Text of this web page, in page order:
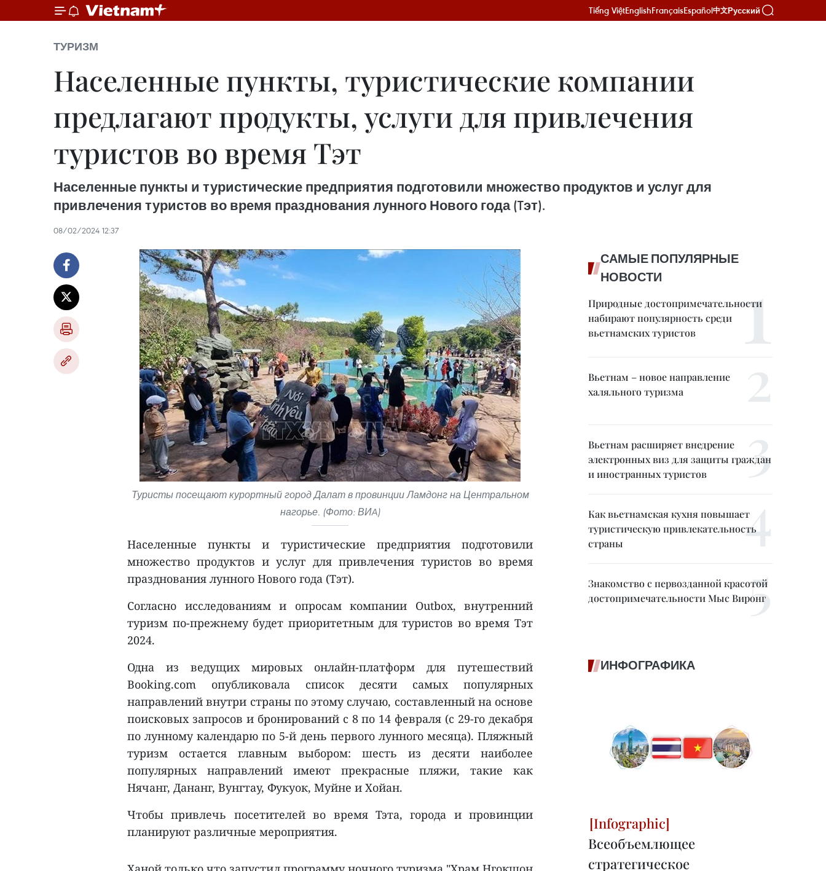
Tiếng ViệtEnglishFrançaisEspañol中文Русский
ТУРИЗМ
Населенные пункты, туристические компании
предлагают продукты, услуги для привлечения
туристов во время Тэт
Населенные пункты и туристические предприятия подготовили множество продуктов и услуг для
привлечения туристов во время празднования лунного Нового года (Tэт).
08/02/2024 12:37
Туристы посещают курортный город Далат в провинции Ламдонг на Центральном
нагорье. (Фото: ВИA)
Населенные пункты и туристические предприятия подготовили
множество продуктов и услуг для привлечения туристов во время
празднования лунного Нового года (Tэт).
Согласно исследованиям и опросам компании Outbox, внутренний
туризм по-прежнему будет приоритетным для туристов во время Tэт
2024.
Одна из ведущих мировых онлайн-платформ для путешествий
Booking.com опубликовала список десяти самых популярных
направлений внутри страны по этому случаю, составленный на основе
поисковых запросов и бронирований с 8 по 14 февраля (с 29-го декабря
по лунному календарю по 5-й день первого лунного месяца). Пляжный
туризм остается главным выбором: шесть из десяти наиболее
популярных направлений имеют прекрасные пляжи, такие как
Нячанг, Дананг, Вунгтау, Фукуок, Муйне и Хойан.
Чтобы привлечь посетителей во время Тэта, города и провинции
планируют различные мероприятия.
САМЫЕ ПОПУЛЯРНЫЕ
НОВОСТИ
Природные достопримечательности
набирают популярность среди
вьетнамских туристов
Вьетнам – новое направление
халяльного туризма
Вьетнам расширяет внедрение
электронных виз для защиты граждан
и иностранных туристов
Как вьетнамская кухня повышает
туристическую привлекательность
страны
Знакомство с первозданной красотой
достопримечательности Мыс Виронг
ИНФОГРАФИКА
Всеобъемлющее
стратегическое